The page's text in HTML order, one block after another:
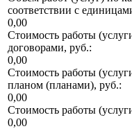
соответствии с
0,00
Стоимость работы
договорами, руб.:
0,00
Стоимость работы
планом (планами), руб.:
0,00
Стоимость работы
0,00